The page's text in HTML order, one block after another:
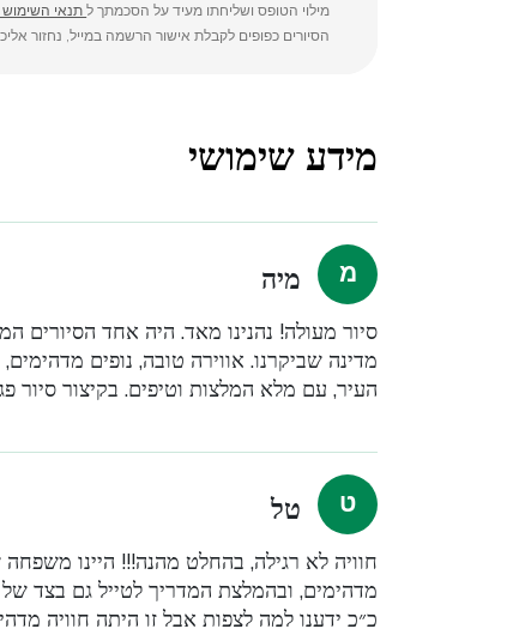
מילוי הטופס ושליחתו מעיד על הסכמתך לתנאי השימוש
הסיורים כפופים לקבלת אישור הרשמה במייל, נחזור
מידע שימושי
מיה
סיור מעולה! נהנינו מאד. היה אחד
מדינה שביקרנו. אווירה טובה, נופים
העיר, עם מלא המלצות וטיפים. בקיצור סיור
טל
מדהימים, ובהמלצת המדריך לטייל גם בצד
כ״כ ידענו למה לצפות אבל זו היתה חוויה